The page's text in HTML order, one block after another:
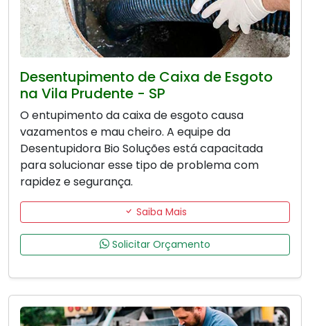
Desentupimento de Caixa de Esgoto
na Vila Prudente - SP
O entupimento da caixa de esgoto causa
vazamentos e mau cheiro. A equipe da
Desentupidora Bio Soluções está capacitada
para solucionar esse tipo de problema com
rapidez e segurança.
Saiba Mais
Solicitar Orçamento